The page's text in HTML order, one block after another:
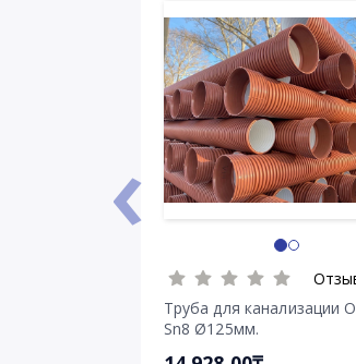
Труба для канализации
Sn8 Ø125мм.
‹